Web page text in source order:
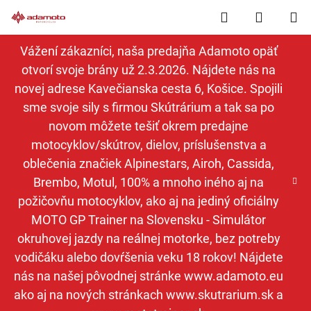
na
obsah
Vážení zákazníci, naša predajňa Adamoto opäť
otvorí svoje brány už 2.3.2026. Nájdete nás na
novej adrese Kavečianska cesta 6, Košice. Spojili
sme svoje sily s firmou Skútrárium a tak sa po
novom môžete tešiť okrem predajne
motocyklov/skútrov, dielov, príslušenstva a
oblečenia značiek Alpinestars, Airoh, Cassida,
Brembo, Motul, 100% a mnoho iného aj na
požičovňu motocyklov, ako aj na jediný oficiálny
MOTO GP Trainer na Slovensku - Simulátor
okruhovej jazdy na reálnej motorke, bez potreby
vodičáku alebo dovŕšenia veku 18 rokov! Nájdete
nás na našej pôvodnej stránke www.adamoto.eu
ako aj na nových stránkach www.skutrarium.sk a
Hľadať
KOŠÍK